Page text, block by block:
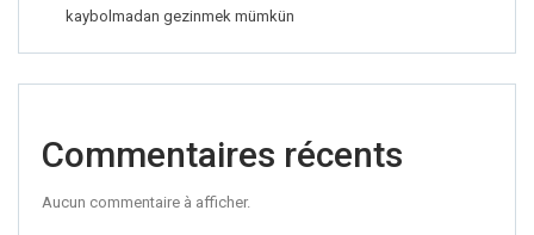
kaybolmadan gezinmek mümkün
Commentaires récents
Aucun commentaire à afficher.